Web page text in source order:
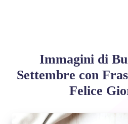
Immagini di
Settembre con
Felice